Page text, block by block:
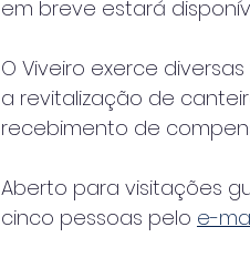
em breve estará
O Viveiro exerce
a revitalização de
recebimento de
Aberto para visitações
cinco pessoas pelo e-